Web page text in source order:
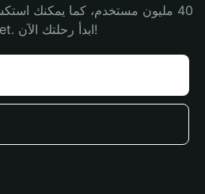
على محفظة Bitget Wallet. ابدأ رحلتك الآن!